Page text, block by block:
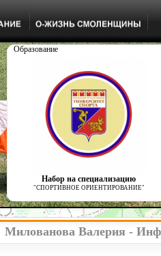
Образование
Набор на специализацию
"СПОРТИВНОЕ ОРИЕНТИРОВАНИЕ"
Милованова Валерия -